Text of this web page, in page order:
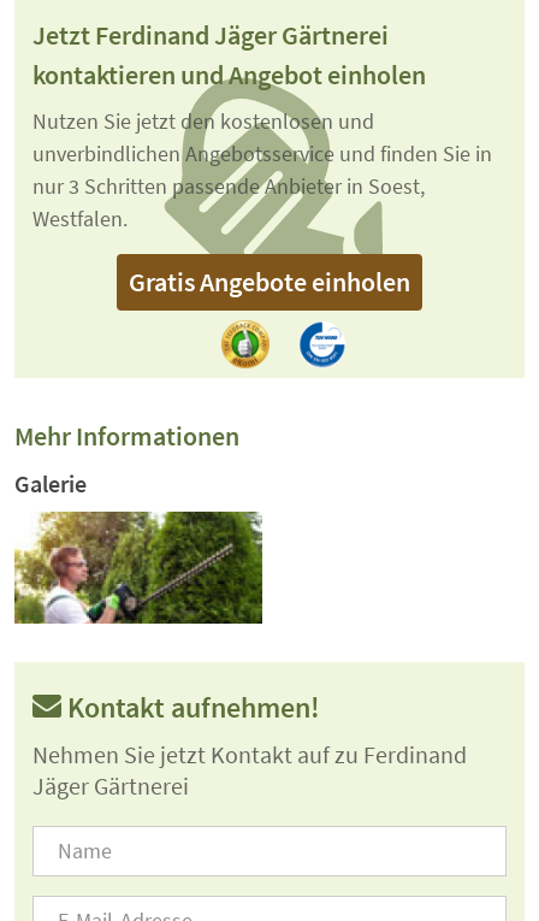
Jetzt Ferdinand Jäger Gärtnerei
kontaktieren und Angebot einholen
Nutzen Sie jetzt den kostenlosen und
unverbindlichen Angebotsservice und finden Sie in
nur 3 Schritten passende Anbieter in Soest,
Westfalen.
Gratis Angebote einholen
Mehr Informationen
Galerie
Kontakt aufnehmen!
Nehmen Sie jetzt Kontakt auf zu Ferdinand
Jäger Gärtnerei